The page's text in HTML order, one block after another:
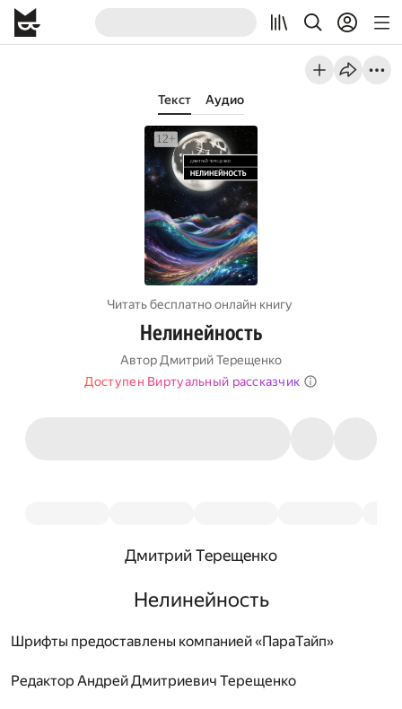
Текст Аудио
Читать бесплатно онлайн книгу
Нелинейность
Автор Дмитрий Терещенко
Доступен Виртуальный рассказчик
Дмитрий Терещенко
Нелинейность
Шрифты предоставлены компанией «ПараТайп»
Редактор Андрей Дмитриевич Терещенко